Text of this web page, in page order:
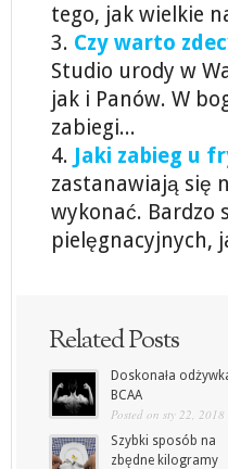
tego, jak wielkie
Czy warto
Studio urody w
jak i Panów. W
zabiegi...
Jaki zabieg u
zastanawiają się
wykonać. Bardzo
pielęgnacyjnych,
Related Posts
Doskonała
BCAA
Posted on sty 22, 2018
Szybki sposób na
zbędne kilogramy